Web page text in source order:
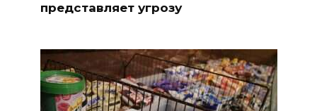
представляет угрозу